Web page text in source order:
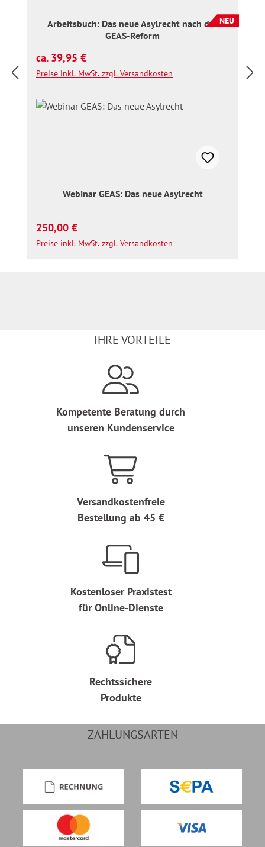
NEU
Arbeitsbuch: Das neue Asylrecht nach der
GEAS-Reform
Regulärer Preis:
ca. 39,95 €
Preise inkl. MwSt. zzgl. Versandkosten
Webinar GEAS: Das neue Asylrecht
Regulärer Preis:
250,00 €
Preise inkl. MwSt. zzgl. Versandkosten
IHRE VORTEILE
Kompetente Beratung durch
unseren Kundenservice
Versandkostenfreie
Bestellung ab 45 €
Kostenloser Praxistest
für Online-Dienste
Rechtssichere
Produkte
ZAHLUNGSARTEN